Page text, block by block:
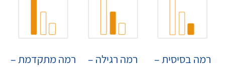
רמה בסיסית –
רמה רגילה –
רמה מתקדמת –